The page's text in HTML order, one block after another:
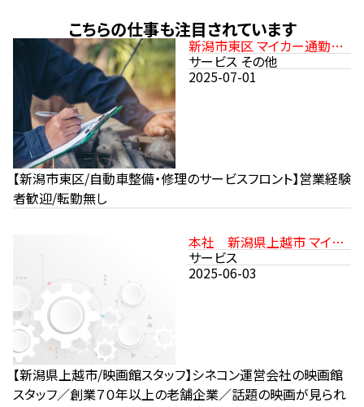
こちらの仕事も注目されています
新潟市東区 マイカー通勤可
駐車場ありサービス その他
2025-07-01
【新潟市東区/自動車整備・修理のサービスフロント】営業経験
者歓迎/転勤無し
本社 新潟県上越市 マイカ
ー通勤可 駐車場あり
サービス
2025-06-03
【新潟県上越市/映画館スタッフ】シネコン運営会社の映画館
スタッフ／創業７０年以上の老舗企業／話題の映画が見られ